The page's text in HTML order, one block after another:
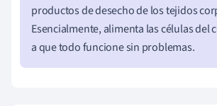
productos de desecho de los tejidos
Esencialmente, alimenta las células del
a que todo funcione sin problemas.